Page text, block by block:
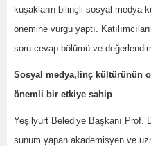
kuşakların bilinçli sosyal medya
önemine vurgu yaptı.
soru-cevap bölümü ve
Sosyal medya,linç kültürünün
önemli bir etkiye sahip
Yeşilyurt Belediye Başkanı Prof.
sunum yapan akademisyen ve